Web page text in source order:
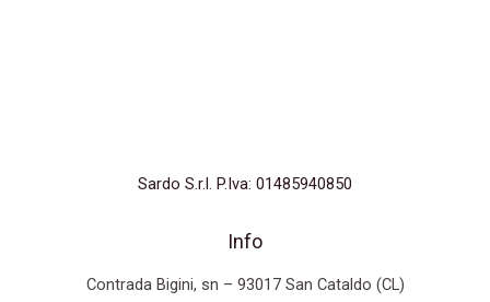
Sardo S.r.l. P.Iva: 01485940850
Info
Contrada Bigini, sn – 93017 San Cataldo (CL)